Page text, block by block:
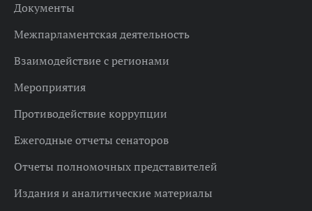
Документы
Межпарламентская деятельность
Взаимодействие с регионами
Мероприятия
Противодействие коррупции
Ежегодные отчеты сенаторов
Отчеты полномочных представителей
Издания и аналитические материалы